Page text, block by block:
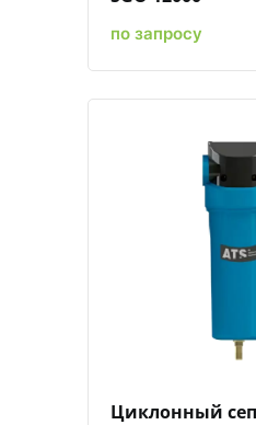
по запросу
Быстрый
Циклонный